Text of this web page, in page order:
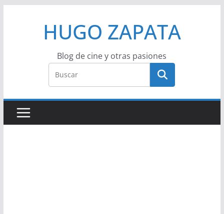
HUGO ZAPATA
Blog de cine y otras pasiones